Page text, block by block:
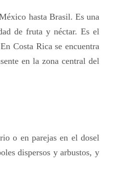
hasta Brasil. Es una
de fruta y néctar. Es el
Costa Rica se encuentra
en la zona central del
o en parejas en el dosel
dispersos y arbustos, y